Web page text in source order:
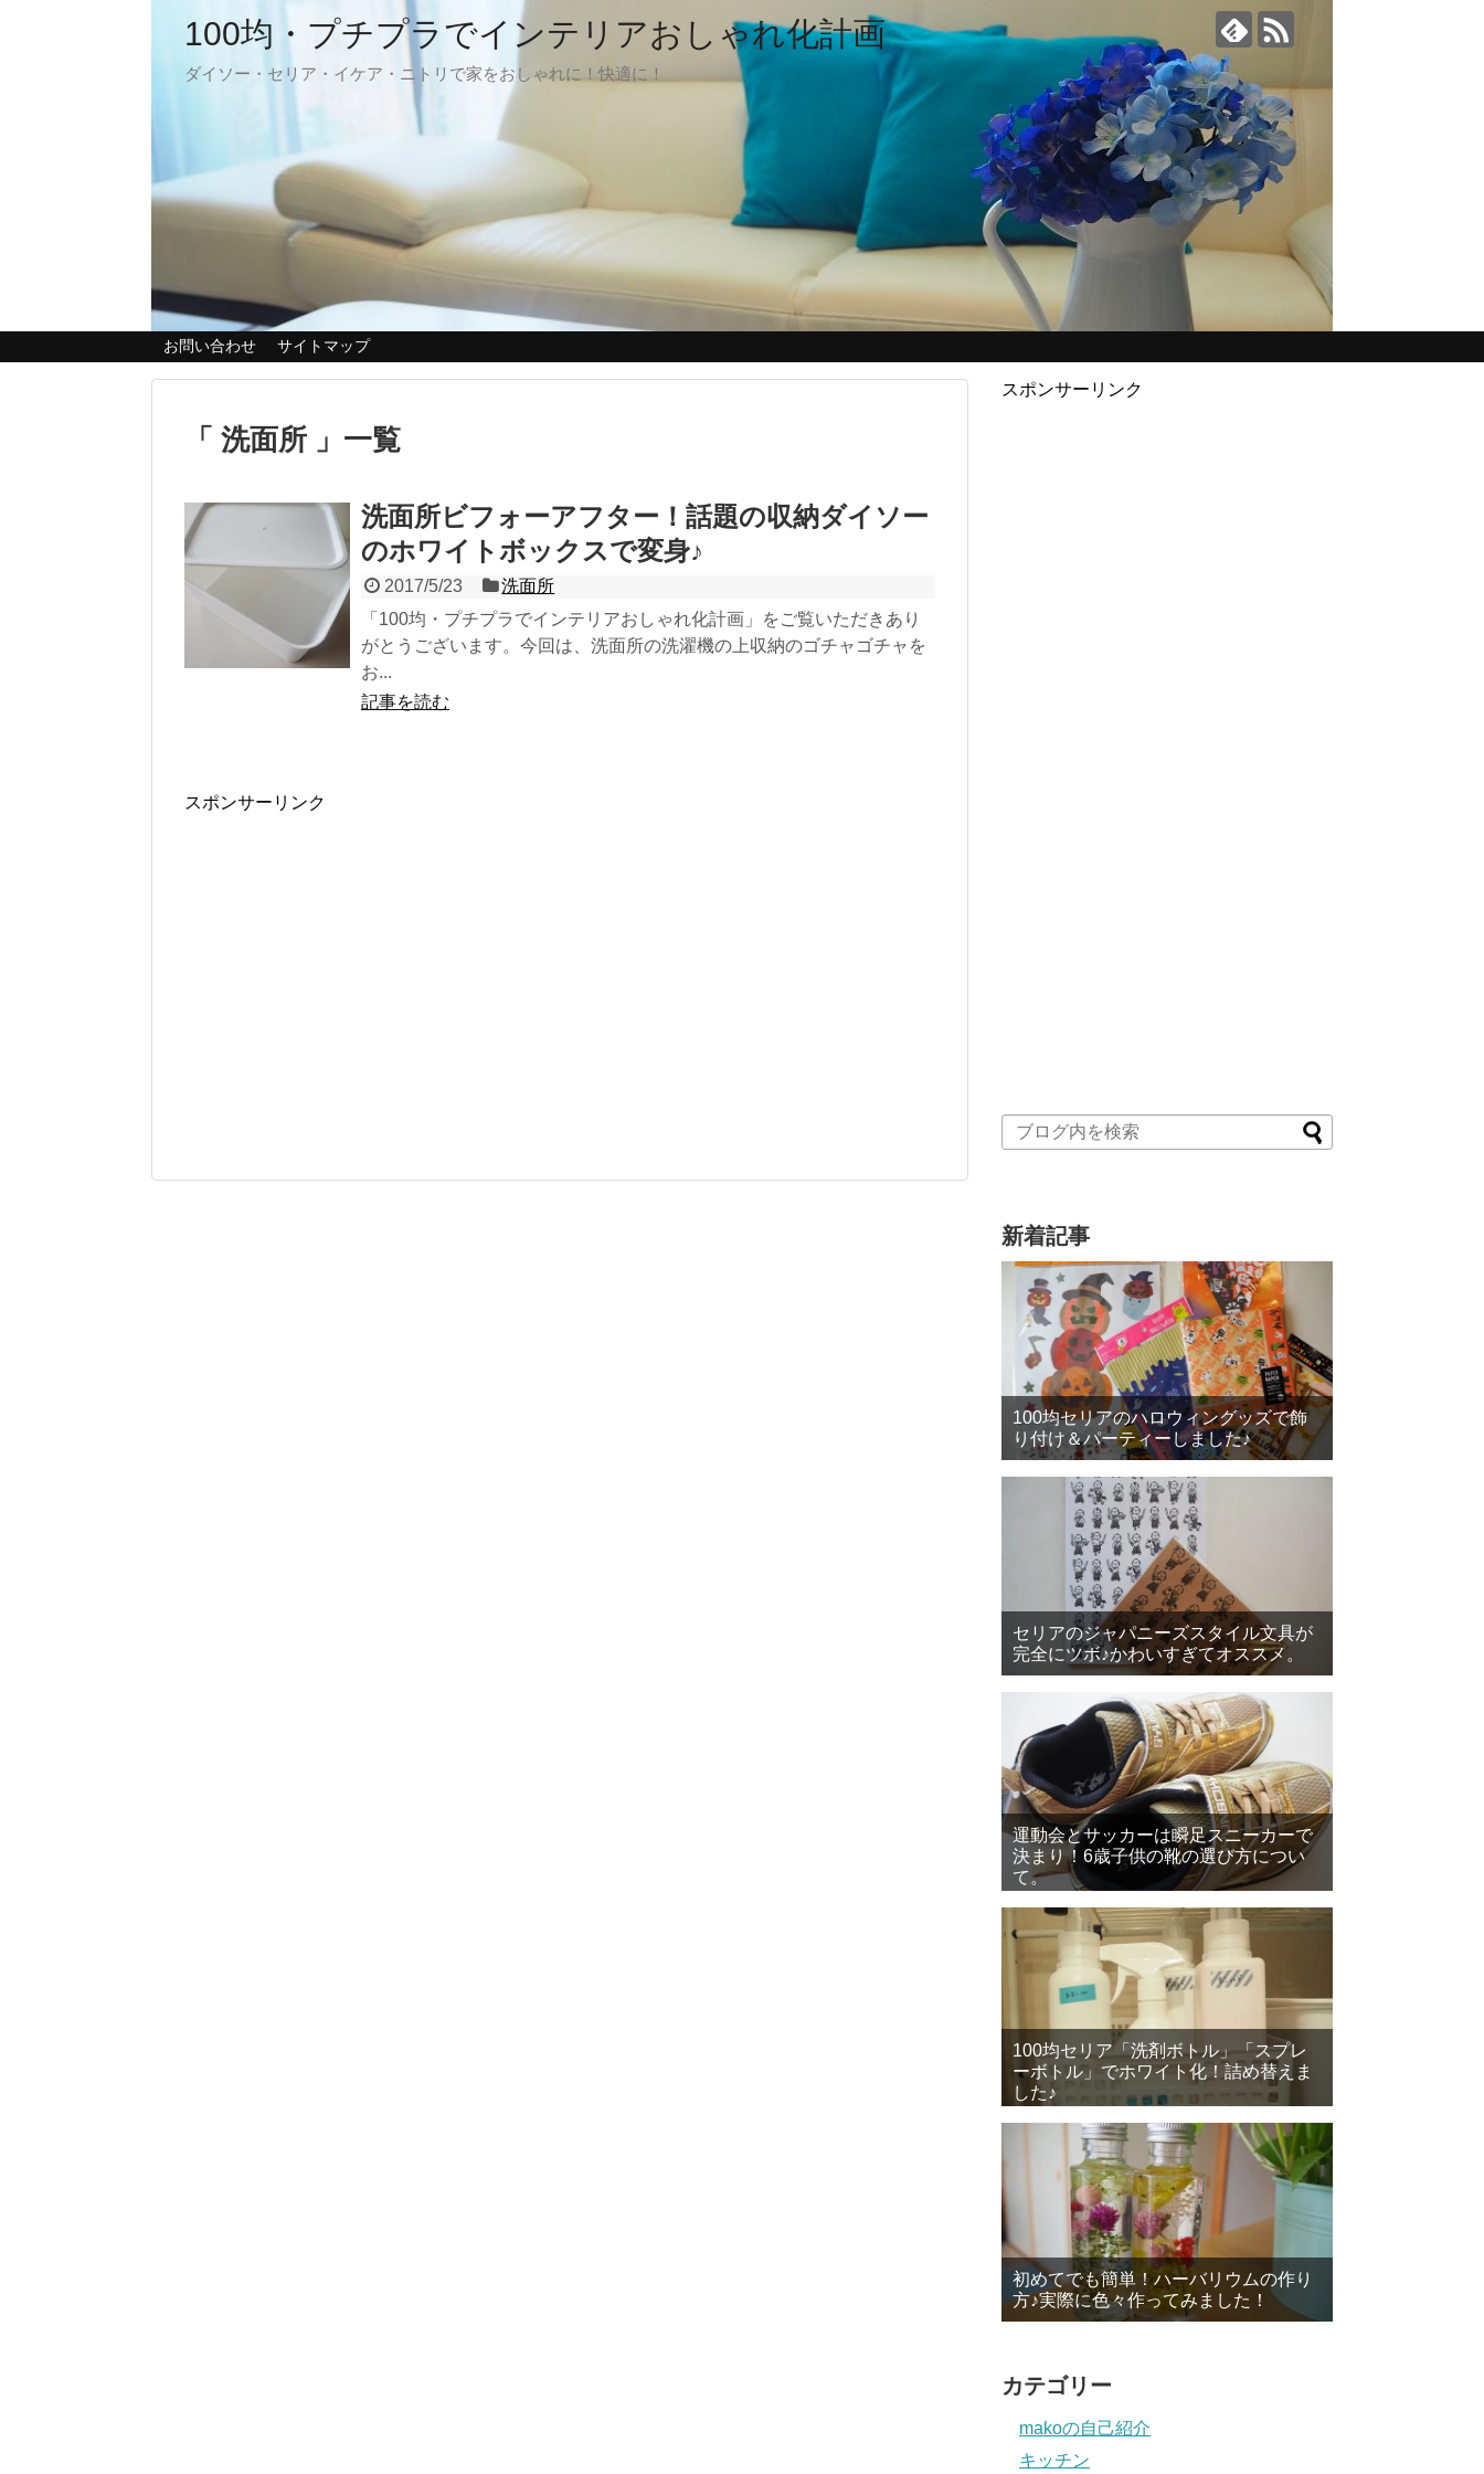
100均・プチプラでインテリアおしゃれ化計画
ダイソー・セリア・イケア・ニトリで家をおしゃれに！快適に！
お問い合わせ サイトマップ
「 洗面所 」一覧
洗面所ビフォーアフター！話題の収納ダイソー
のホワイトボックスで変身♪
2017/5/23
洗面所
「100均・プチプラでインテリアおしゃれ化計画」をご覧いただきあり
がとうございます。今回は、洗面所の洗濯機の上収納のゴチャゴチャを
お...
記事を読む
スポンサーリンク
スポンサーリンク
新着記事
100均セリアのハロウィングッズで飾
り付け＆パーティーしました♪
セリアのジャパニーズスタイル文具が
完全にツボ♪かわいすぎてオススメ。
運動会とサッカーは瞬足スニーカーで
決まり！6歳子供の靴の選び方につい
て。
100均セリア「洗剤ボトル」「スプレ
ーボトル」でホワイト化！詰め替えま
した♪
初めてでも簡単！ハーバリウムの作り
方♪実際に色々作ってみました！
カテゴリー
makoの自己紹介
キッチン